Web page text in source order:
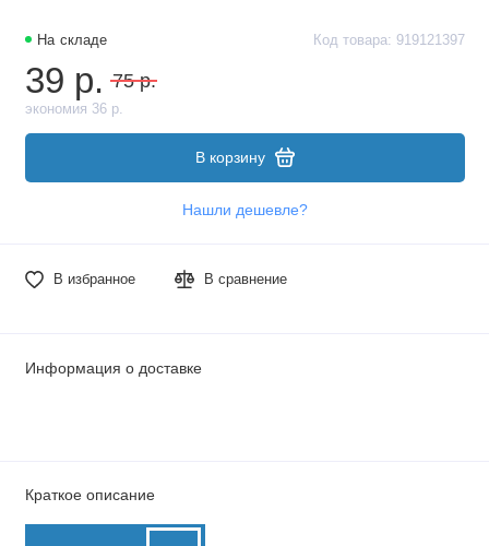
На складе Код товара: 919121397
39 р. 75 р.
экономия 36 р.
В корзину
Нашли дешевле?
В избранное В сравнение
Информация о доставке
Краткое описание